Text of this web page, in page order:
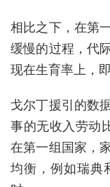
相比之下，在第
缓慢的过程，代
现在生育率上，
戈尔丁援引的数
事的无收入劳动
在第一组国家，
均衡，例如瑞典